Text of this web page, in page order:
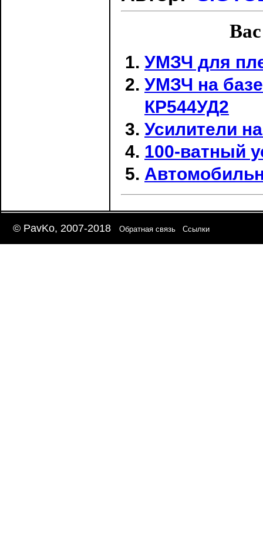
УМЗЧ для
УМЗЧ на
КР544УД2
Усилители
100-ватный
© PavKo, 2007-2018 Обратная связь Ссылки